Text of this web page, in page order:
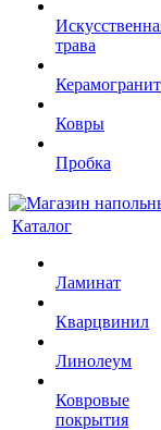
трава
Керамогранит
Ковры
Пробка
Каталог
Ламинат
Кварцвинил
Линолеум
Ковровые
покрытия